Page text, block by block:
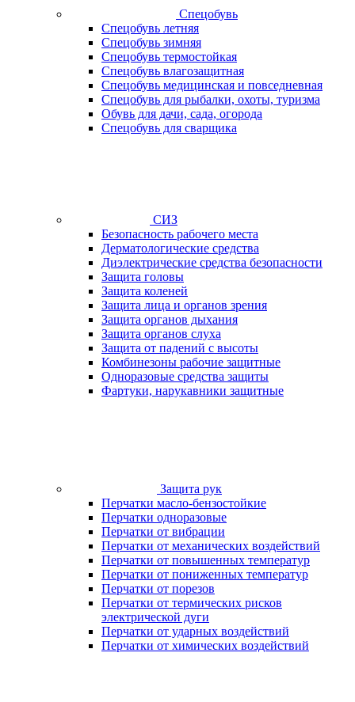
Спецобувь
Спецобувь летняя
Спецобувь зимняя
Спецобувь термостойкая
Спецобувь влагозащитная
Спецобувь медицинская и повседневная
Спецобувь для рыбалки, охоты, туризма
Обувь для дачи, сада, огорода
Спецобувь для сварщика
СИЗ
Безопасность рабочего места
Дерматологические средства
Диэлектрические средства безопасности
Защита головы
Защита коленей
Защита лица и органов зрения
Защита органов дыхания
Защита органов слуха
Защита от падений с высоты
Комбинезоны рабочие защитные
Одноразовые средства защиты
Фартуки, нарукавники защитные
Защита рук
Перчатки масло-бензостойкие
Перчатки одноразовые
Перчатки от вибрации
Перчатки от механических воздействий
Перчатки от повышенных температур
Перчатки от пониженных температур
Перчатки от порезов
Перчатки от термических рисков
электрической дуги
Перчатки от ударных воздействий
Перчатки от химических воздействий